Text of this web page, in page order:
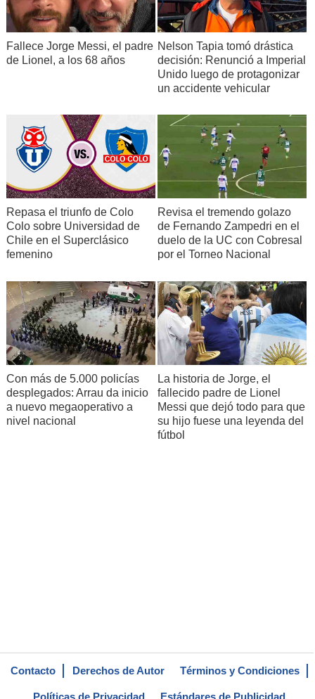
Fallece Jorge Messi, el padre
de Lionel, a los 68 años
Nelson Tapia tomó drástica
decisión: Renunció a Imperial
Unido luego de protagonizar
un accidente vehicular
Repasa el triunfo de Colo
Colo sobre Universidad de
Chile en el Superclásico
femenino
Revisa el tremendo golazo
de Fernando Zampedri en el
duelo de la UC con Cobresal
por el Torneo Nacional
Con más de 5.000 policías
desplegados: Arrau da inicio
a nuevo megaoperativo a
nivel nacional
La historia de Jorge, el
fallecido padre de Lionel
Messi que dejó todo para que
su hijo fuese una leyenda del
fútbol
Contacto Derechos de Autor Términos y Condiciones
Políticas de Privacidad Estándares de Publicidad